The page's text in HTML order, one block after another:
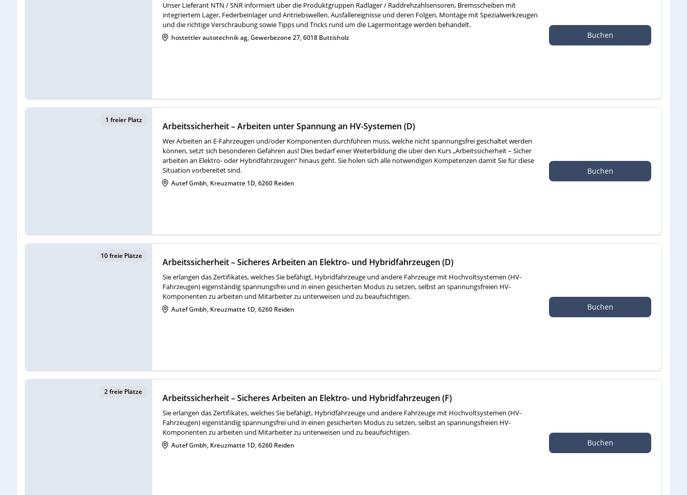
Unser Lieferant NTN / SNR informiert über die Produktgruppen Radlager / Raddrehzahlsensoren, Bremsscheiben mit
integriertem Lager, Federbeinlager und Antriebswellen. Ausfallereignisse und deren Folgen, Montage mit Spezialwerkzeugen
und die richtige Verschraubung sowie Tipps und Tricks rund um die Lagermontage werden behandelt.
hostettler autotechnik ag, Gewerbezone 27, 6018 Buttisholz Buchen
1 freier Platz
Arbeitssicherheit – Arbeiten unter Spannung an HV-Systemen (D)
Wer Arbeiten an E-Fahrzeugen und/oder Komponenten durchführen muss, welche nicht spannungsfrei geschaltet werden
können, setzt sich besonderen Gefahren aus! Dies bedarf einer Weiterbildung die über den Kurs „Arbeitssicherheit – Sicher
arbeiten an Elektro- oder Hybridfahrzeugen“ hinaus geht. Sie holen sich alle notwendigen Kompetenzen damit Sie für diese
Situation vorbereitet sind.
Autef Gmbh, Kreuzmatte 1D, 6260 Reiden
Buchen
10 freie Plätze
Arbeitssicherheit – Sicheres Arbeiten an Elektro- und Hybridfahrzeugen (D)
Sie erlangen das Zertifikates, welches Sie befähigt, Hybridfahrzeuge und andere Fahrzeuge mit Hochvoltsystemen (HV-
Fahrzeugen) eigenständig spannungsfrei und in einen gesicherten Modus zu setzen, selbst an spannungsfreien HV-
Komponenten zu arbeiten und Mitarbeiter zu unterweisen und zu beaufsichtigen.
Autef Gmbh, Kreuzmatte 1D, 6260 Reiden Buchen
2 freie Plätze
Arbeitssicherheit – Sicheres Arbeiten an Elektro- und Hybridfahrzeugen (F)
Sie erlangen das Zertifikates, welches Sie befähigt, Hybridfahrzeuge und andere Fahrzeuge mit Hochvoltsystemen (HV-
Fahrzeugen) eigenständig spannungsfrei und in einen gesicherten Modus zu setzen, selbst an spannungsfreien HV-
Komponenten zu arbeiten und Mitarbeiter zu unterweisen und zu beaufsichtigen.
Autef Gmbh, Kreuzmatte 1D, 6260 Reiden Buchen